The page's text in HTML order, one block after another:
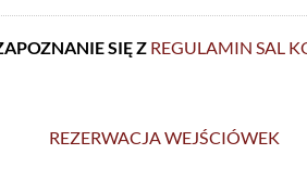
SIĘ Z REGULAMIN SAL
REZERWACJA WEJŚCIÓWEK